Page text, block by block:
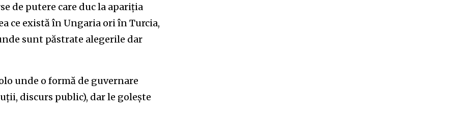
de putere care duc la apariția
ce există în Ungaria ori în Turcia,
sunt păstrate alegerile dar
unde o formă de guvernare
discurs public), dar le golește